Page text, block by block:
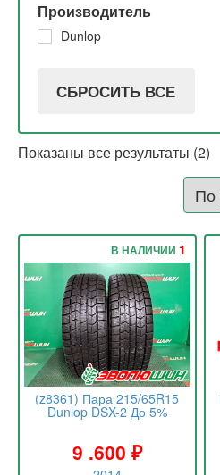
30%
Производитель
Dunlop
СБРОСИТЬ ВСЕ
Показаны все результаты (2)
(z8361) Пара 215/65R15
Dunlop DSX-2 До 5%
9 .600 ₽
В НАЛИЧИИ 1